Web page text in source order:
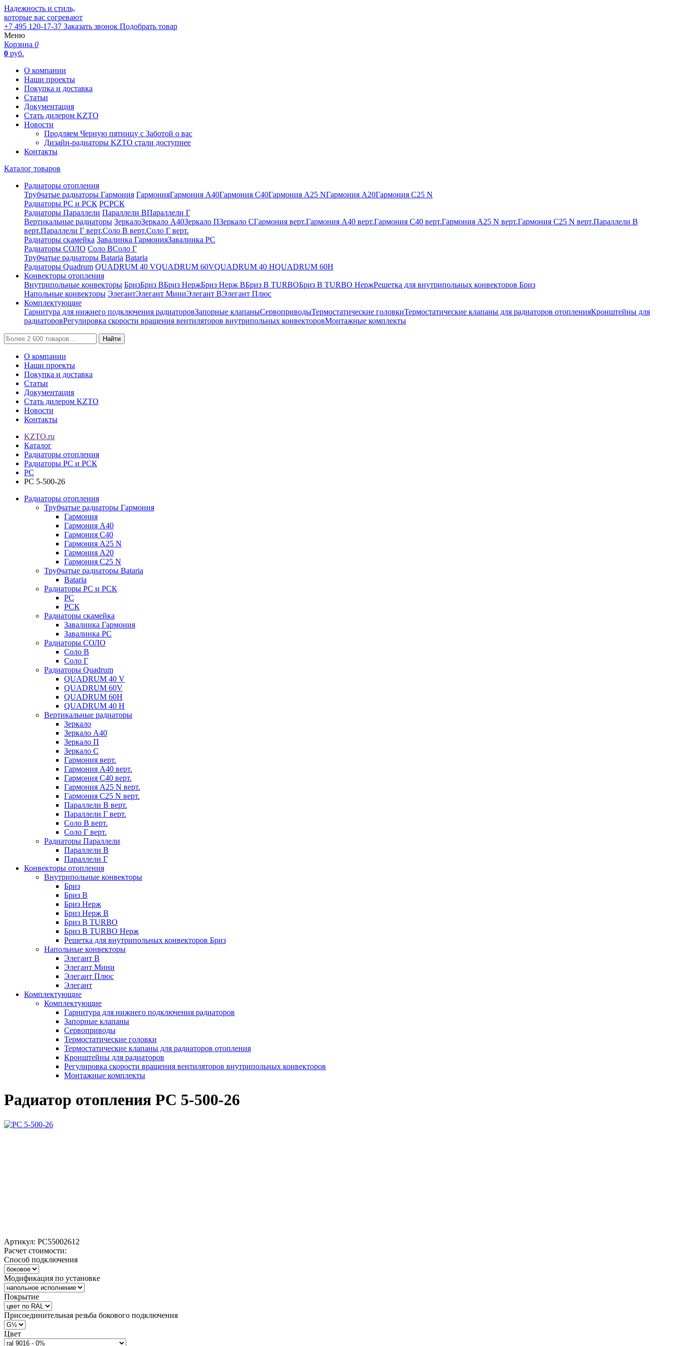
Надежность и стиль,
которые вас согревают
+7 495 120-17-37 Заказать звонок Подобрать товар
Меню
Корзина 0
0 руб.
О компании
Наши проекты
Покупка и доставка
Статьи
Документация
Стать дилером KZTO
Новости
Продляем Черную пятницу с Заботой о вас
Дизайн-радиаторы KZTO стали доступнее
Контакты
Каталог товаров
Радиаторы отопления
Трубчатые радиаторы Гармония ГармонияГармония А40Гармония С40Гармония А25 NГармония А20Гармония С25 N
Радиаторы РС и РСК РСРСК
Радиаторы Параллели Параллели ВПараллели Г
Вертикальные радиаторы ЗеркалоЗеркало А40Зеркало ПЗеркало СГармония верт.Гармония А40 верт.Гармония С40 верт.Гармония А25 N верт.Гармония С25 N верт.Параллели В
верт.Параллели Г верт.Соло В верт.Соло Г верт.
Радиаторы скамейка Завалинка ГармонияЗавалинка РС
Радиаторы СОЛО Соло ВСоло Г
Трубчатые радиаторы Bataria Bataria
Радиаторы Quadrum QUADRUM 40 VQUADRUM 60VQUADRUM 40 HQUADRUM 60H
Конвекторы отопления
Внутрипольные конвекторы БризБриз ВБриз НержБриз Нерж ВБриз В TURBOБриз В TURBO НержРешетка для внутрипольных конвекторов Бриз
Напольные конвекторы ЭлегантЭлегант МиниЭлегант ВЭлегант Плюс
Комплектующие
Гарнитура для нижнего подключения радиаторовЗапорные клапаныСервоприводыТермостатические головкиТермостатические клапаны для радиаторов отопленияКронштейны для
радиаторовРегулировка скорости вращения вентиляторов внутрипольных конвекторовМонтажные комплекты
Найти
О компании
Наши проекты
Покупка и доставка
Статьи
Документация
Стать дилером KZTO
Новости
Контакты
KZTO.ru
Каталог
Радиаторы отопления
Радиаторы РС и РСК
РС
РС 5-500-26
Радиаторы отопления
Трубчатые радиаторы Гармония
Гармония
Гармония А40
Гармония С40
Гармония А25 N
Гармония А20
Гармония С25 N
Трубчатые радиаторы Bataria
Bataria
Радиаторы РС и РСК
РС
РСК
Радиаторы скамейка
Завалинка Гармония
Завалинка РС
Радиаторы СОЛО
Соло В
Соло Г
Радиаторы Quadrum
QUADRUM 40 V
QUADRUM 60V
QUADRUM 60H
QUADRUM 40 H
Вертикальные радиаторы
Зеркало
Зеркало А40
Зеркало П
Зеркало С
Гармония верт.
Гармония А40 верт.
Гармония С40 верт.
Гармония А25 N верт.
Гармония С25 N верт.
Параллели В верт.
Параллели Г верт.
Соло В верт.
Соло Г верт.
Радиаторы Параллели
Параллели В
Параллели Г
Конвекторы отопления
Внутрипольные конвекторы
Бриз
Бриз В
Бриз Нерж
Бриз Нерж В
Бриз В TURBO
Бриз В TURBO Нерж
Решетка для внутрипольных конвекторов Бриз
Напольные конвекторы
Элегант В
Элегант Мини
Элегант Плюс
Элегант
Комплектующие
Комплектующие
Гарнитура для нижнего подключения радиаторов
Запорные клапаны
Сервоприводы
Термостатические головки
Термостатические клапаны для радиаторов отопления
Кронштейны для радиаторов
Регулировка скорости вращения вентиляторов внутрипольных конвекторов
Монтажные комплекты
Радиатор отопления РС 5-500-26
Артикул: РС55002612
Расчет стоимости:
Способ подключения
Модификация по установке
Покрытие
Присоединительная резьба бокового подключения
Цвет